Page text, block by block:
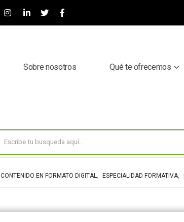
Sobre nosotros Qué te ofrecemos
CONTENIDO EN FORMATO DIGITAL, ESPECIALIDAD FORMATIVA,